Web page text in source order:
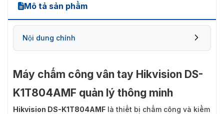
Mô tả sản phẩm
Nội dung chính
Tính năng nổi bật của Hikvision DS-
Máy chấm công vân tay Hikvision DS-
K1T804AMF quản lý thông minh
Hikvision DS-K1T804AMF là thiết bị chấm công và kiểm